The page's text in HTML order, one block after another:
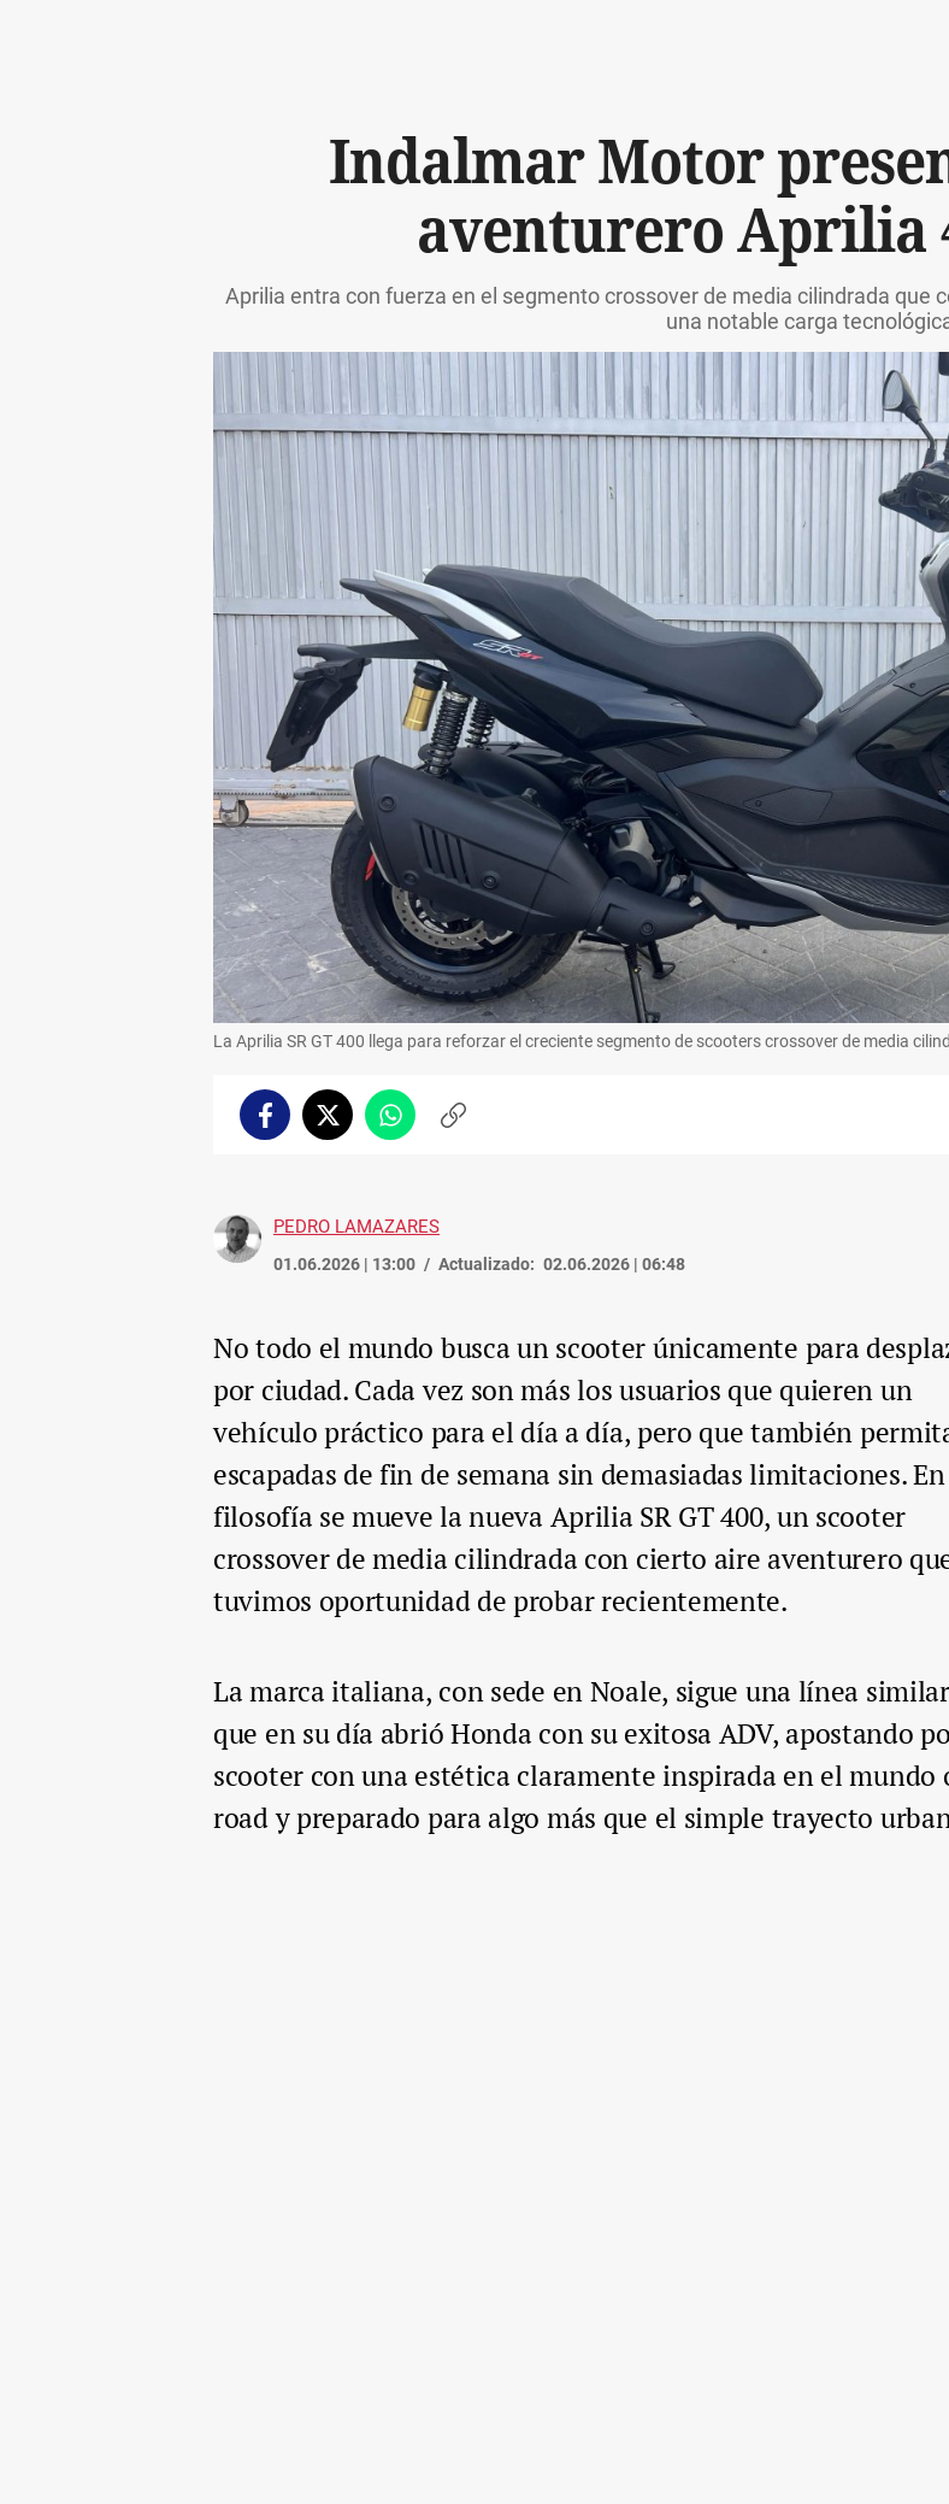
Indalmar Motor
aventurero Aprilia
Aprilia entra con fuerza en el segmento crossover de media cilindrada que
una notable carga
La Aprilia SR GT 400 llega para reforzar el creciente segmento de scooters crossover de media
FacebookTwitterWhatsappCopiar
PEDRO LAMAZARES
01.06.2026 | 13:00 Actualizado: 02.06.2026 | 06:48
No todo el mundo busca un scooter únicamente para
por ciudad. Cada vez son más los usuarios que quieren un
vehículo práctico para el día a día, pero que también
escapadas de fin de semana sin demasiadas limitaciones. En
filosofía se mueve la nueva Aprilia SR GT 400, un scooter
crossover de media cilindrada con cierto aire aventurero
tuvimos oportunidad de probar recientemente.
La marca italiana, con sede en Noale, sigue una línea
que en su día abrió Honda con su exitosa ADV, apostando
scooter con una estética claramente inspirada en el mundo
road y preparado para algo más que el simple trayecto